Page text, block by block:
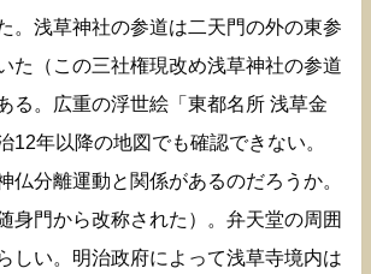
。浅草神社の参道は二天門の外の東参
た（この三社権現改め浅草神社の参道
る。広重の浮世絵「東都名所 浅草金
12年以降の地図でも確認できない。
仏分離運動と関係があるのだろうか。
身門から改称された）。弁天堂の周囲
しい。明治政府によって浅草寺境内は